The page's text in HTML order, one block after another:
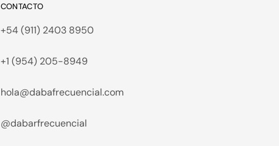
CONTACTO
+54 (911) 2403 8950
+1 (954) 205-8949
hola@dabafrecuencial.com
@dabarfrecuencial